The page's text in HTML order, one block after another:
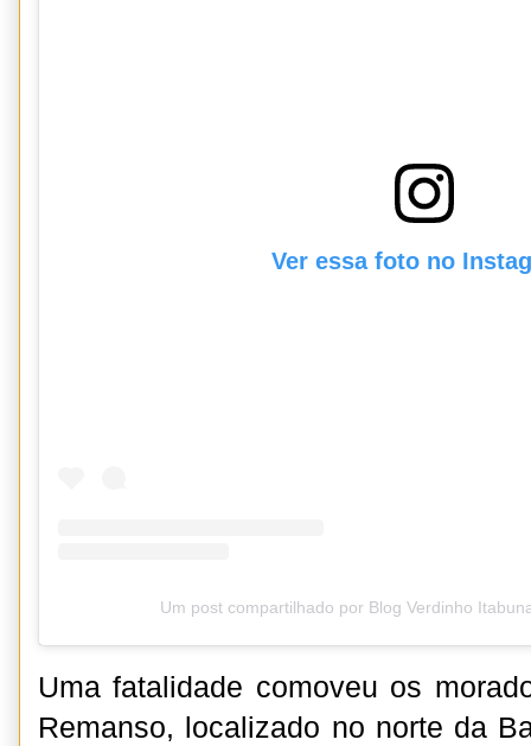
Ver essa foto no
Um post compartilhado por Blog Verdinho
Uma fatalidade comoveu os
Remanso, localizado no norte da